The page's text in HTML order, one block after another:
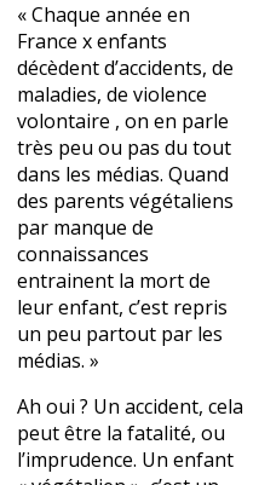
« Chaque année en
France x enfants
décèdent d’accidents, de
maladies, de violence
volontaire , on en parle
très peu ou pas du tout
dans les médias. Quand
des parents végétaliens
par manque de
connaissances
entrainent la mort de
leur enfant, c’est repris
un peu partout par les
médias. »
Ah oui ? Un accident, cela
peut être la fatalité, ou
l’imprudence. Un enfant